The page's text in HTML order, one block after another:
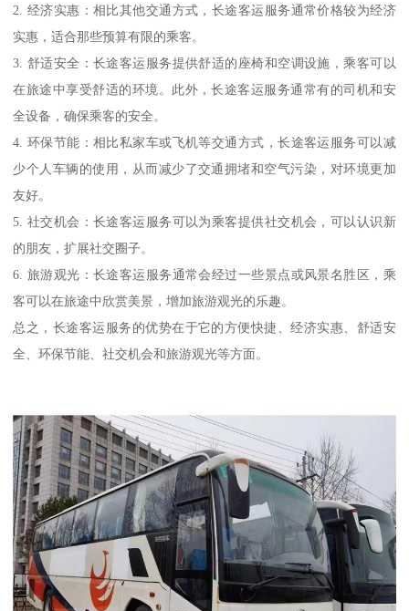
2. 经济实惠：相比其他交通方式，长途客运服务通常价格较为经济
实惠，适合那些预算有限的乘客。
3. 舒适安全：长途客运服务提供舒适的座椅和空调设施，乘客可以
在旅途中享受舒适的环境。此外，长途客运服务通常有的司机和安
全设备，确保乘客的安全。
4. 环保节能：相比私家车或飞机等交通方式，长途客运服务可以减
少个人车辆的使用，从而减少了交通拥堵和空气污染，对环境更加
友好。
5. 社交机会：长途客运服务可以为乘客提供社交机会，可以认识新
的朋友，扩展社交圈子。
6. 旅游观光：长途客运服务通常会经过一些景点或风景名胜区，乘
客可以在旅途中欣赏美景，增加旅游观光的乐趣。
总之，长途客运服务的优势在于它的方便快捷、经济实惠、舒适安
全、环保节能、社交机会和旅游观光等方面。